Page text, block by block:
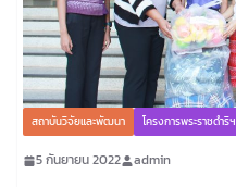
สถาบันวิจัยและพัฒนา โครงการพระราชดำริฯ
5 กันยายน 2022 admin